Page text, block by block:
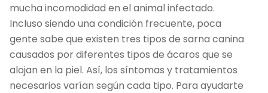
mucha incomodidad en el animal infectado.
Incluso siendo una condición frecuente, poca
gente sabe que existen tres tipos de sarna canina
causados por diferentes tipos de ácaros que se
alojan en la piel. Así, los síntomas y tratamientos
necesarios varían según cada tipo. Para ayudarte